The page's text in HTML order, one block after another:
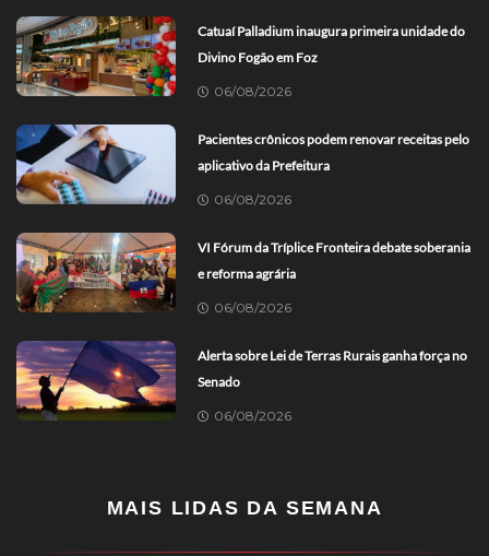
Catuaí Palladium inaugura primeira unidade do
Divino Fogão em Foz
06/08/2026
Pacientes crônicos podem renovar receitas pelo
aplicativo da Prefeitura
06/08/2026
VI Fórum da Tríplice Fronteira debate soberania
e reforma agrária
06/08/2026
Alerta sobre Lei de Terras Rurais ganha força no
Senado
06/08/2026
MAIS LIDAS DA SEMANA